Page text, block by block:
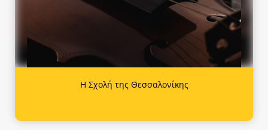
Η Σχολή της Θεσσαλονίκης